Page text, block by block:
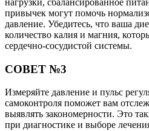
привычек могут помочь
давление. Убедитесь, что ваша
количество калия и магния,
сердечно-сосудистой системы.
СОВЕТ №3
Измеряйте давление и пульс
самоконтроля поможет вам
выявлять закономерности. Это
при диагностике и выборе